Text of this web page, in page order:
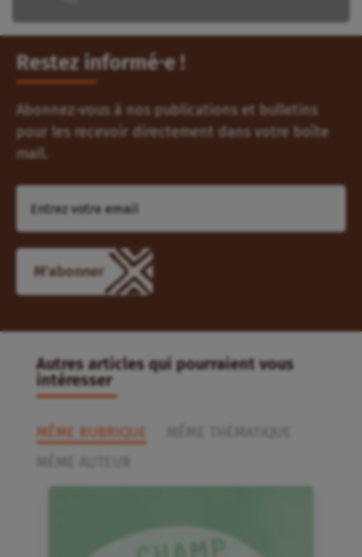
Restez informé⸱e !
Abonnez-vous à nos publications et bulletins
pour les recevoir directement dans votre boîte
mail.
M'abonner
Autres articles qui pourraient vous
intéresser
MÊME RUBRIQUE